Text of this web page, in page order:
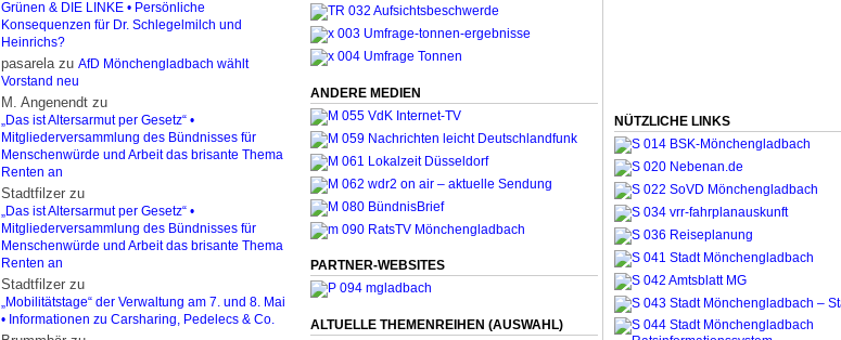
Grünen & DIE LINKE • Persönliche
Konsequenzen für Dr. Schlegelmilch und
Heinrichs?
pasarelazu AfD Mönchengladbach wählt
Vorstand neu
M. Angenendt zu
„Das ist Altersarmut per Gesetz“ •
Mitgliederversammlung des Bündnisses für
Menschenwürde und Arbeit das brisante Thema
Renten an
Stadtfilzer zu
„Das ist Altersarmut per Gesetz“ •
Mitgliederversammlung des Bündnisses für
Menschenwürde und Arbeit das brisante Thema
Renten an
Stadtfilzer zu
„Mobilitätstage“ der Verwaltung am 7. und 8. Mai
• Informationen zu Carsharing, Pedelecs & Co.
ANDERE MEDIEN
PARTNER-WEBSITES
ALTUELLE THEMENREIHEN (AUSWAHL)
NÜTZLICHE LINKS